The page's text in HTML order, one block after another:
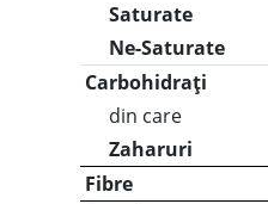
Saturate
Ne-Saturate
Carbohidrați
din care
Zaharuri
Fibre